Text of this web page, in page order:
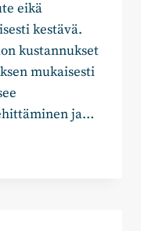
eikä
kestävä.
kustannukset
mukaisesti
ja…